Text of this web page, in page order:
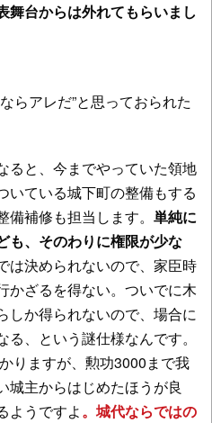
舞台からは外れてもらいまし
らアレだ”と思っておられた
ると、今までやっていた領地
いている城下町の整備もする
補修も担当します。 単純に
も、そのわりに権限が少な
は決められないので、家臣時
かざるを得ない。ついでに木
しか得られないので、場合に
、という謎仕様なんです。
りますが、勲功3000まで我
城主からはじめたほうが良
ようですよ。城代ならではの